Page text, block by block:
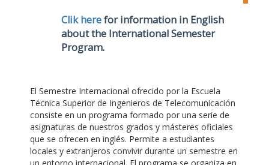
Clik herefor information in English
about the International Semester
Program.
El Semestre Internacional ofrecido por la Escuela
Técnica Superior de Ingenieros de Telecomunicación
consiste en un programa formado por una serie de
asignaturas de nuestros grados y másteres oficiales
que se ofrecen en inglés. Permite a estudiantes
locales y extranjeros convivir durante un semestre en